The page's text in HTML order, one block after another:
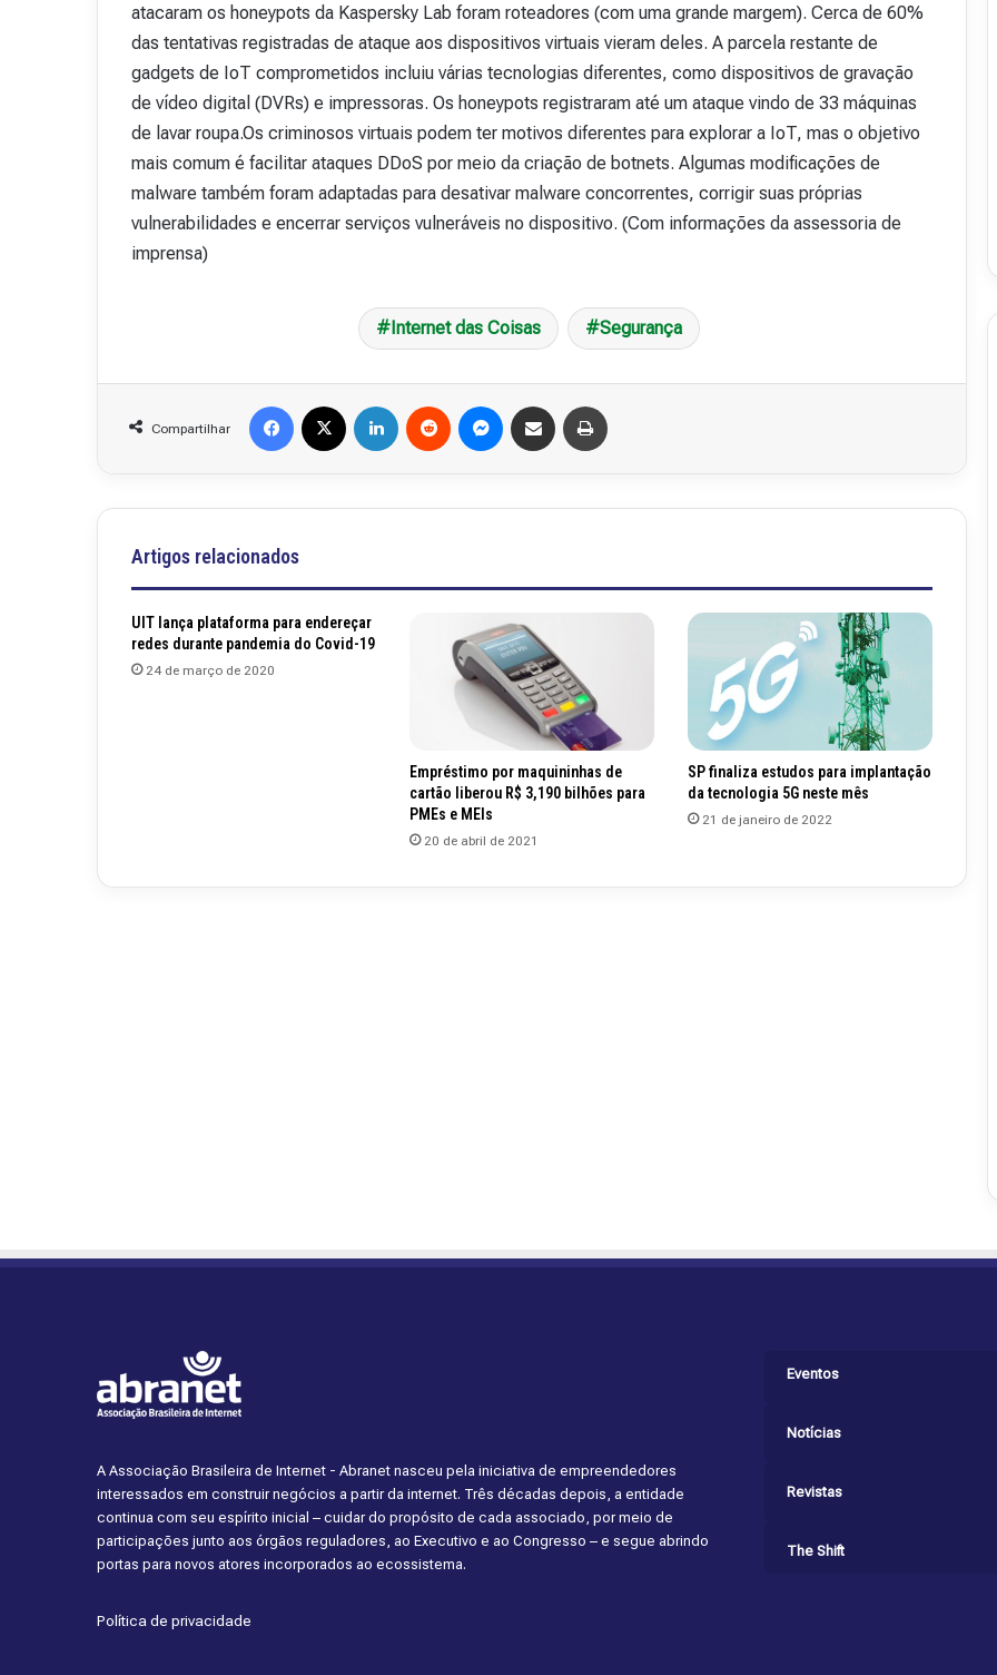
atacaram os honeypots da Kaspersky Lab foram roteadores (com uma grande margem). Cerca de 60%
das tentativas registradas de ataque aos dispositivos virtuais vieram deles. A parcela restante de
gadgets de IoT comprometidos incluiu várias tecnologias diferentes, como dispositivos de gravação
de vídeo digital (DVRs) e impressoras. Os honeypots registraram até um ataque vindo de 33 máquinas
de lavar roupa.Os criminosos virtuais podem ter motivos diferentes para explorar a IoT, mas o objetivo
mais comum é facilitar ataques DDoS por meio da criação de botnets. Algumas modificações de
malware também foram adaptadas para desativar malware concorrentes, corrigir suas próprias
vulnerabilidades e encerrar serviços vulneráveis no dispositivo. (Com informações da assessoria de
imprensa)
Internet das Coisas Segurança
Compartilhar
Artigos relacionados
UIT lança plataforma para endereçar
redes durante pandemia do Covid-19
24 de março de 2020
Empréstimo por maquininhas de
cartão liberou R$ 3,190 bilhões para
PMEs e MEIs
20 de abril de 2021
SP finaliza estudos para implantação
da tecnologia 5G neste mês
21 de janeiro de 2022
8
0
A Associação Brasileira de Internet - Abranet nasceu pela iniciativa de empreendedores
interessados em construir negócios a partir da internet. Três décadas depois, a entidade
continua com seu espírito inicial – cuidar do propósito de cada associado, por meio de
participações junto aos órgãos reguladores, ao Executivo e ao Congresso – e segue abrindo
portas para novos atores incorporados ao ecossistema.
Política de privacidade
Eventos
Notícias
Revistas
The Shift